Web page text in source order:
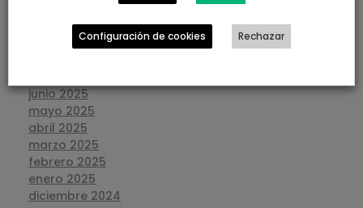
noviembre 2025
octubre 2025
septiembre 2025
junio 2025
mayo 2025
abril 2025
marzo 2025
febrero 2025
enero 2025
diciembre 2024
Configuración de cookies Rechazar